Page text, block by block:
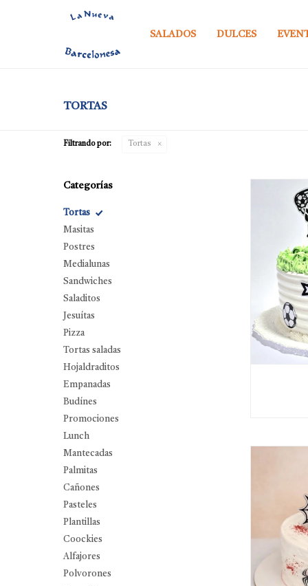
SALADOS DULCES
TORTAS
Filtrando por: Tortas
Categorías
Tortas
Masitas
Postres
Medialunas
Sandwiches
Saladitos
Jesuítas
Pizza
Tortas saladas
Hojaldraditos
Empanadas
Budínes
Promociones
Lunch
Mantecadas
Palmitas
Cañones
Pasteles
Plantillas
Coockies
Alfajores
Polvorones